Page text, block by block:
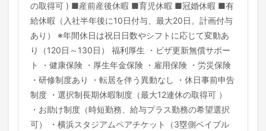
の取得可 ) ■産前産後休暇 ■育児休暇 ■冠婚休暇 ■有
給休暇（入社半年後に10日付与、最大20日。計画付与
あり） ※年間休日は祝日日数やシフトに応じて変動あ
り（120日～130日） 福利厚生 ・ビザ更新無償サポー
ト ・健康保険 ・厚生年金保険 ・雇用保険 ・労災保険
・研修制度あり ・転居を伴う異動なし ・休日事前申告
制度 ・選択制長期休暇制度（最大12連休の取得可 ）
・お助け制度（時短勤務、給与プラス勤務の希望選択
可） ・横浜スタジアムペアチケット（3塁側ベイブル